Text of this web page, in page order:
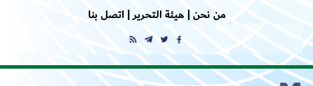
من نحن |هيئة التحرير | اتصل بنا